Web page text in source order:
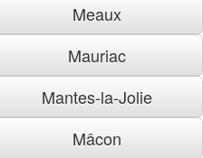
Meaux
Mauriac
Mantes-la-Jolie
Mâcon